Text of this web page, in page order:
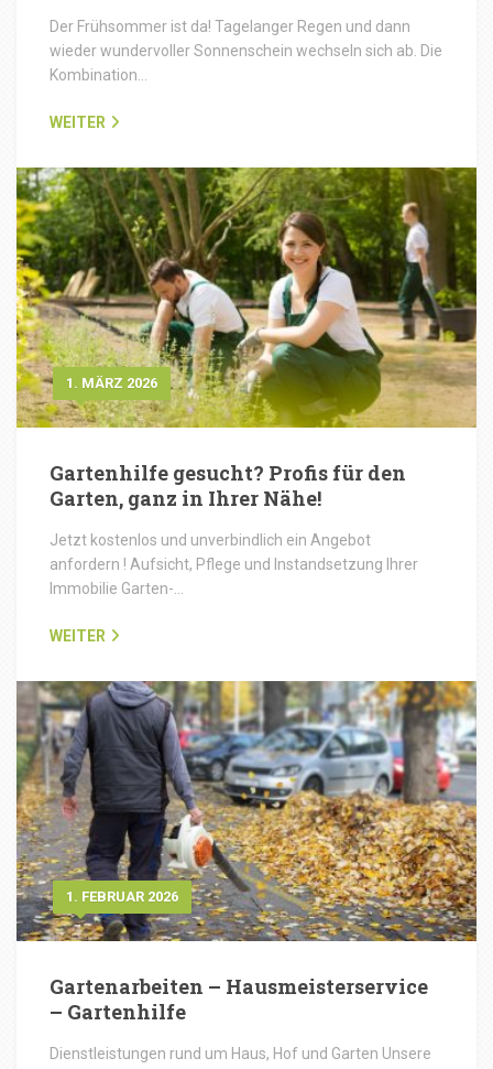
Der Frühsommer ist da! Tagelanger Regen und dann
wieder wundervoller Sonnenschein wechseln sich ab. Die
Kombination…
WEITER
1. MÄRZ 2026
Gartenhilfe gesucht? Profis für den
Garten, ganz in Ihrer Nähe!
Jetzt kostenlos und unverbindlich ein Angebot
anfordern ! Aufsicht, Pflege und Instandsetzung Ihrer
Immobilie Garten-…
WEITER
1. FEBRUAR 2026
Gartenarbeiten – Hausmeisterservice
– Gartenhilfe
Dienstleistungen rund um Haus, Hof und Garten Unsere